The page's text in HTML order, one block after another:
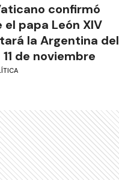
confirmó
el papa León XIV
la Argentina del
11 de noviembre